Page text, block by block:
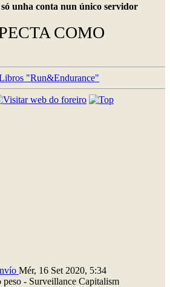
unha conta nun único servidor
COMO
"Run&Endurance"
Mér, 16 Set 2020, 5:34
peso - Surveillance Capitalism